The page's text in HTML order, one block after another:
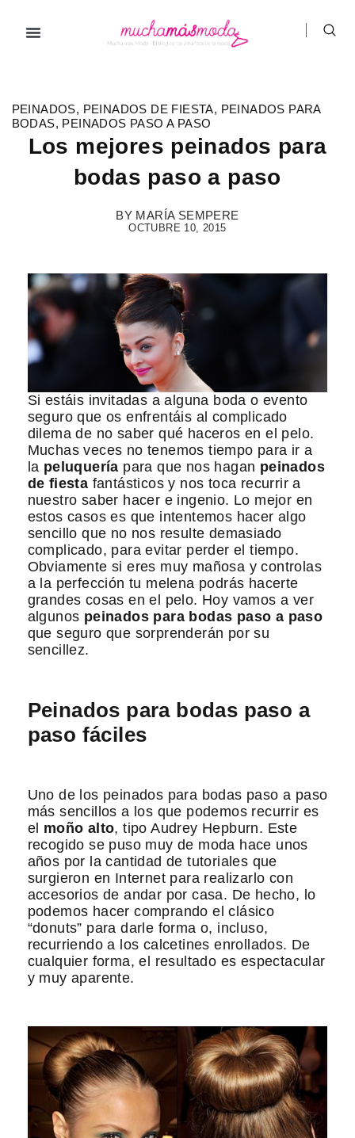
contenido
PEINADOS, PEINADOS DE FIESTA, PEINADOS PARA
BODAS, PEINADOS PASO A PASO
Los mejores peinados para
bodas paso a paso
BY MARÍA SEMPERE
OCTUBRE 10, 2015
Si estáis invitadas a alguna boda o evento
seguro que os enfrentáis al complicado
dilema de no saber qué haceros en el pelo.
Muchas veces no tenemos tiempo para ir a
la peluquería para que nos hagan peinados
de fiesta fantásticos y nos toca recurrir a
nuestro saber hacer e ingenio. Lo mejor en
estos casos es que intentemos hacer algo
sencillo que no nos resulte demasiado
complicado, para evitar perder el tiempo.
Obviamente si eres muy mañosa y controlas
a la perfección tu melena podrás hacerte
grandes cosas en el pelo. Hoy vamos a ver
algunos peinados para bodas paso a paso
que seguro que sorprenderán por su
sencillez.
Peinados para bodas paso a
paso fáciles
Uno de los peinados para bodas paso a paso
más sencillos a los que podemos recurrir es
el moño alto, tipo Audrey Hepburn. Este
recogido se puso muy de moda hace unos
años por la cantidad de tutoriales que
surgieron en Internet para realizarlo con
accesorios de andar por casa. De hecho, lo
podemos hacer comprando el clásico
“donuts” para darle forma o, incluso,
recurriendo a los calcetines enrollados. De
cualquier forma, el resultado es espectacular
y muy aparente.